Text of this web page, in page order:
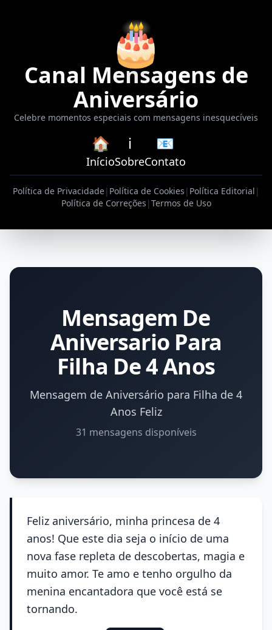
🎂
Canal Mensagens de
Aniversário
Celebre momentos especiais com mensagens inesquecíveis
🏠
Início
ℹ️
Sobre
📧
Contato
Política de Privacidade| Política de Cookies | Política Editorial |
Política de Correções |Termos de Uso
Mensagem De
Aniversario Para
Filha De 4 Anos
Mensagem de Aniversário para Filha de 4
Anos Feliz
31 mensagens disponíveis
Feliz aniversário, minha princesa de 4
anos! Que este dia seja o início de uma
nova fase repleta de descobertas, magia e
muito amor. Te amo e tenho orgulho da
menina encantadora que você está se
tornando.